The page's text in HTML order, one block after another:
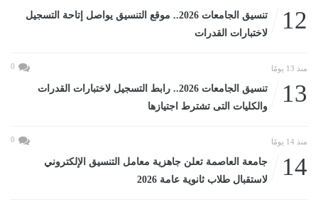
12
تنسيق الجامعات 2026.. موقع التنسيق يواصل إتاحة التسجيل
لاختبارات القدرات
منذ 13 يومًا 0
13
تنسيق الجامعات 2026.. رابط التسجيل لاختبارات القدرات
والكليات التى تشترط اجتيازها
منذ 14 يومًا 0
14
جامعة العاصمة تعلن جاهزية معامل التنسيق الإلكتروني
لاستقبال طلاب ثانوية عامة 2026